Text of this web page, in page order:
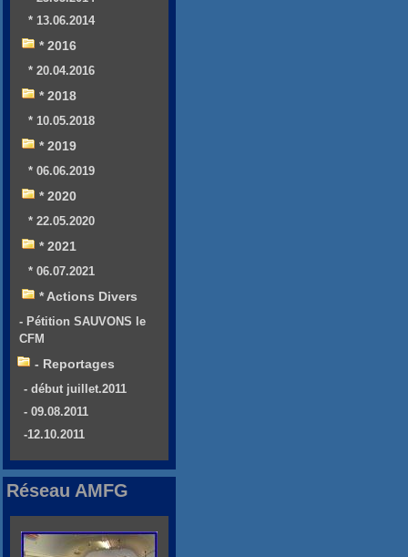
* 13.06.2014
* 2016
* 20.04.2016
* 2018
* 10.05.2018
* 2019
* 06.06.2019
* 2020
* 22.05.2020
* 2021
* 06.07.2021
* Actions Divers
- Pétition SAUVONS le
CFM
- Reportages
- début juillet.2011
- 09.08.2011
-12.10.2011
Réseau AMFG